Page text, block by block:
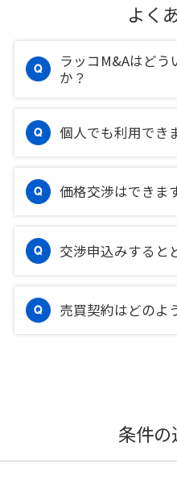
よく
ラッコM&Aはど
か？
個人でも利用でき
価格交渉はできま
交渉申込みすると
売買契約はどのよ
条件